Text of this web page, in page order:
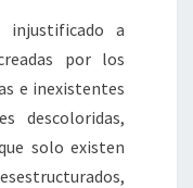
a
por los
e inexistentes
descoloridas,
solo existen